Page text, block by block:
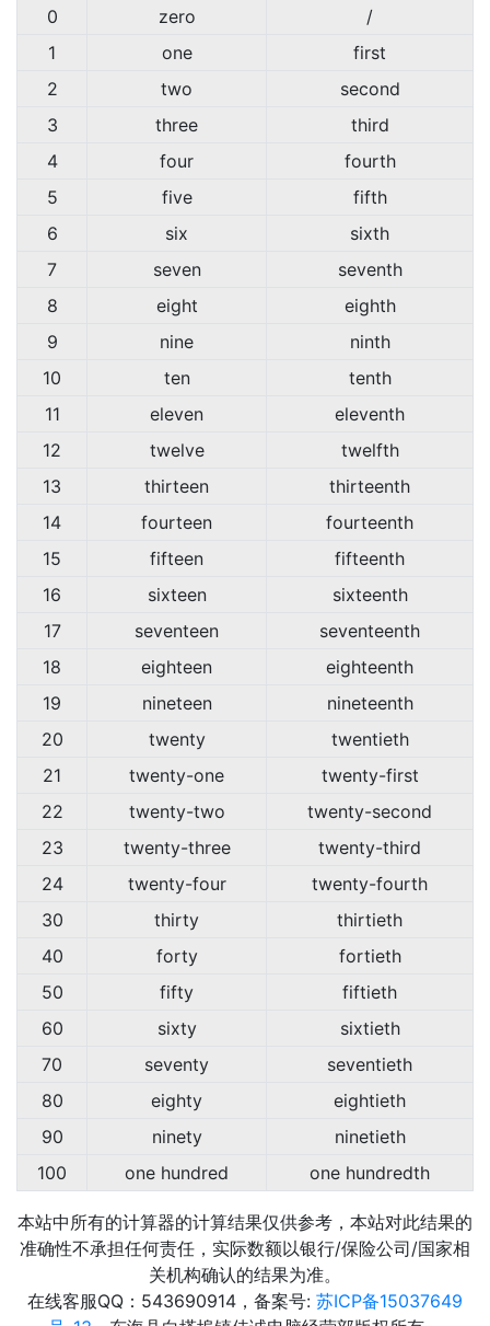
0
zero
/
1
one
first
2
two
second
3
three
third
4
four
fourth
5
five
fifth
6
six
sixth
7
seven
seventh
8
eight
eighth
9
nine
ninth
10
ten
tenth
11
eleven
eleventh
12
twelve
twelfth
13
thirteen
thirteenth
14
fourteen
fourteenth
15
fifteen
fifteenth
16
sixteen
sixteenth
17
seventeen
seventeenth
18
eighteen
eighteenth
19
nineteen
nineteenth
20
twenty
twentieth
21
twenty-one
twenty-first
22
twenty-two
twenty-second
23
twenty-three
twenty-third
24
twenty-four
twenty-fourth
30
thirty
thirtieth
40
forty
fortieth
50
fifty
fiftieth
60
sixty
sixtieth
70
seventy
seventieth
80
eighty
eightieth
90
ninety
ninetieth
100
one hundred one hundredth
本站中所有的计算器的计算结果仅供参考，本站对此结果的
准确性不承担任何责任，实际数额以银行/保险公司/国家相
关机构确认的结果为准。
在线客服QQ：543690914，备案号: 苏ICP备15037649